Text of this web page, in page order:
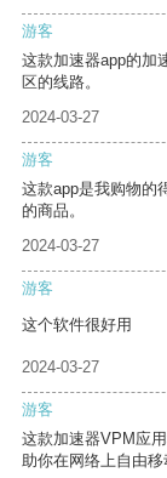
游客
这款加速器app的加
区的线路。
2024-03-27
游客
这款app是我购物的
的商品。
2024-03-27
游客
这个软件很好用
2024-03-27
游客
这款加速器VPM应
助你在网络上自由移